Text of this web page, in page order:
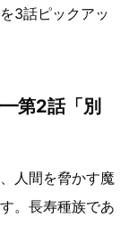
3話ピックアッ
第2話「別
人間を脅かす魔
。長寿種族であ